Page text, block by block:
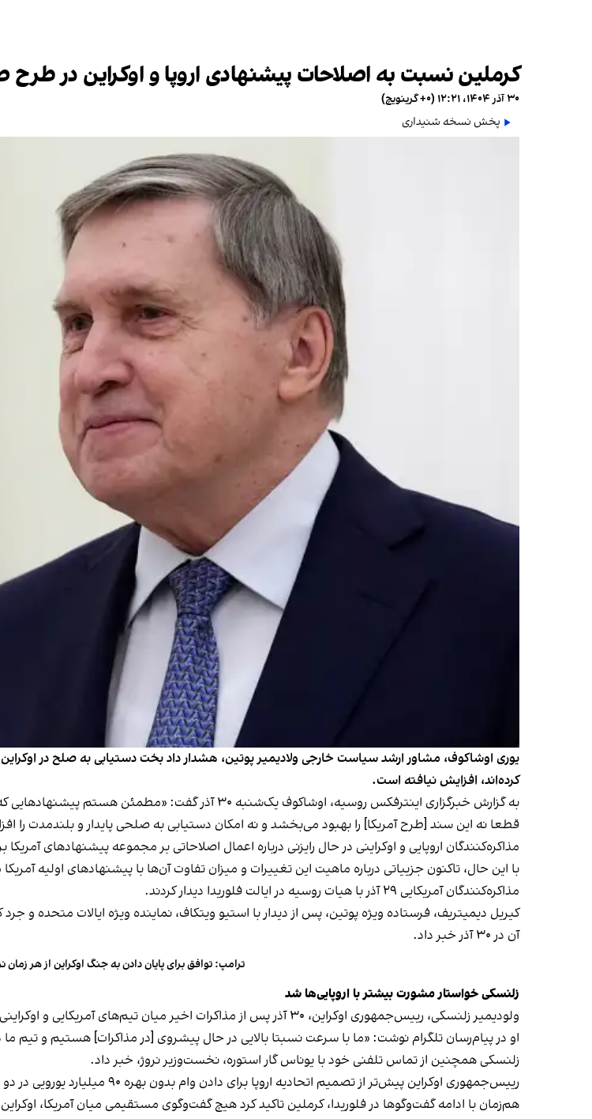
کرملین نسبت به اصلاحات پیشنهادی اروپا و اوکراین در طرح
۳۰ آذر ۱۴۰۴، ۱۲:۲۱ (‎+۰ گرینویچ)
پخش نسخه شنیداری
یوری اوشاکوف، مشاور ارشد سیاست خارجی ولادیمیر پوتین، هشدار داد بخت دستیابی به صلح در
کرده‌اند، افزایش نیافته است.
به گزارش خبرگزاری اینترفکس روسیه، اوشاکوف یک‌شنبه ۳۰ آذر
قطعا نه این سند [طرح آمریکا] را بهبود می‌بخشد و نه امکان دستیابی به صلحی پایدار و بلندمدت را
مذاکره‌کنندگان اروپایی و اوکراینی در حال رایزنی درباره اعمال اصلاحاتی بر مجموعه پیشنهادهای
با این حال، تاکنون جزییاتی درباره ماهیت این تغییرات و میزان تفاوت آن‌ها با پیشنهادهای اولیه
مذاکره‌کنندگان آمریکایی ۲۹ آذر با هیات روسیه در ایالت فلوریدا دیدار کردند.
کیریل دیمیتریف، فرستاده ویژه پوتین، پس از دیدار با استیو ویتکاف، نماینده ویژه ایالات متحده و جرد
آن در ۳۰ آذر خبر داد.
ترامپ: توافق برای پایان دادن به جنگ اوکراین از هر
زلنسکی خواستار مشورت بیشتر با اروپایی‌ها شد
ولودیمیر زلنسکی، رییس‌جمهوری اوکراین، ۳۰ آذر پس از مذاکرات اخیر میان تیم‌های آمریکایی و اوکراینی در فلوریدا، خواستار رایزنی‌های گسترده‌تر با شرکای اروپایی کی‌یف شد.
او در پیام‌رسان تلگرام نوشت: «ما با سرعت نسبتا بالایی در حال پیشروی [در مذاکرات] هستیم و تیم
زلنسکی همچنین از تماس تلفنی خود با یوناس گار استوره، نخست‌وزیر نروژ، خبر داد.
رییس‌جمهوری اوکراین پیش‌تر از تصمیم اتحادیه اروپا برای دادن وام بدون بهره ۹۰ میلیارد یورویی در دو سال آینده
هم‌زمان با ادامه گفت‌وگوها در فلوریدا، کرملین تاکید کرد هیچ گفت‌وگوی مستقیمی میان آمریکا،